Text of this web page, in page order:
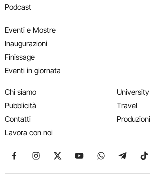
Podcast
Eventi e Mostre
Inaugurazioni
Finissage
Eventi in giornata
Chi siamo
Pubblicità
Contatti
Lavora con noi
University
Travel
Produzioni
Seguici su Facebook
Seguici su Instagram
Seguici su X
Seguici su YouTube
Seguici su
Seguici